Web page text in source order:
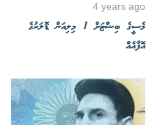
4 years ago
މެސީގެ ބިޝްޓަށް 1 މިލިއަން ޑޮލަރުގެ
އޮފާއެއް